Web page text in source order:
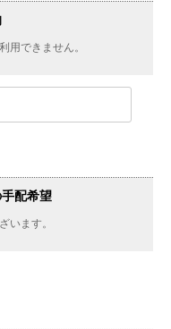
用できません。
配希望
います。